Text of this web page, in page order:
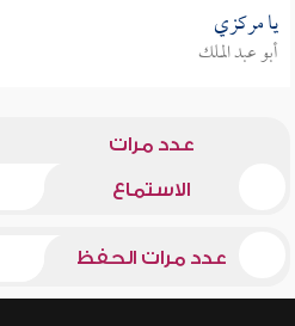
يا مركزي
أبو عبد الملك
عدد مرات
الاستماع
عدد مرات الحفظ